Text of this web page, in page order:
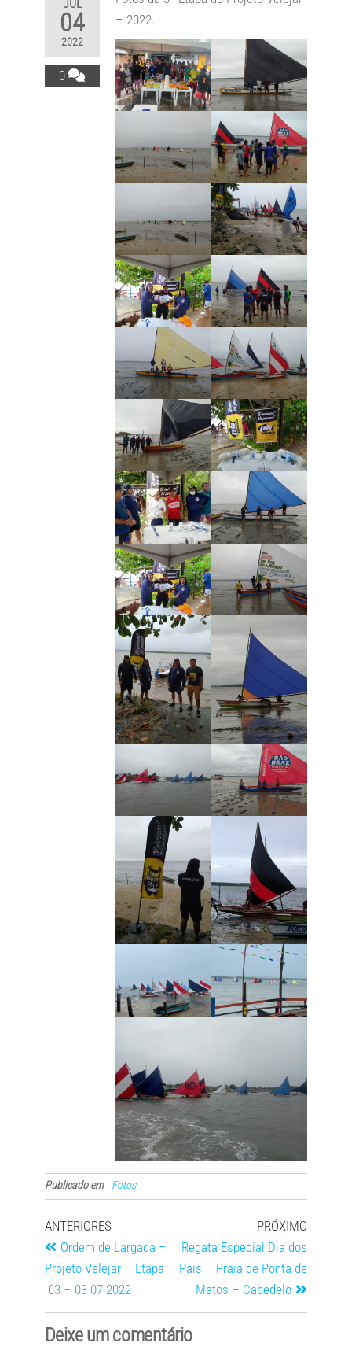
JUL
04
2022
0
– 2022.
Publicado em Fotos
ANTERIORES
Ordem de Largada –
Projeto Velejar – Etapa
-03 – 03-07-2022
PRÓXIMO
Regata Especial Dia dos
Pais – Praia de Ponta de
Matos – Cabedelo
Deixe um comentário